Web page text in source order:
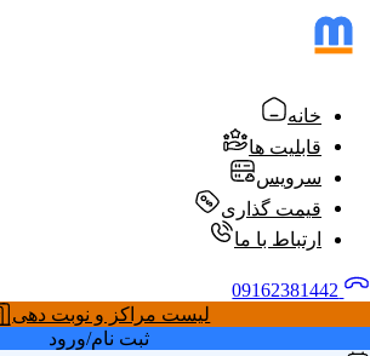
خانه
قابلیت ها
سرویس
قیمت گذاری
ارتباط با ما
لیست مراکز و نوبت دهی
ثبت نام/ورود